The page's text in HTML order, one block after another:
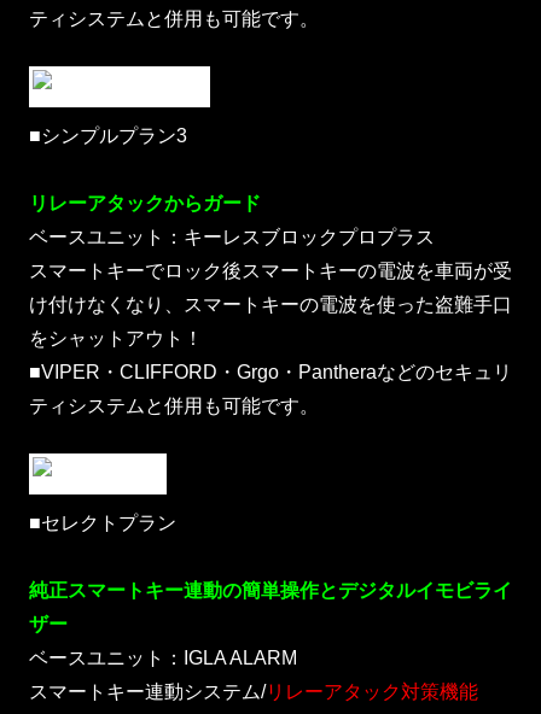
ティシステムと併用も可能です。
■シンプルプラン3
リレーアタックからガード
ベースユニット：キーレスブロックプロプラス
スマートキーでロック後スマートキーの電波を車両が受
け付けなくなり、スマートキーの電波を使った盗難手口
をシャットアウト！
■VIPER・CLIFFORD・Grgo・Pantheraなどのセキュリ
ティシステムと併用も可能です。
■セレクトプラン
純正スマートキー連動の簡単操作とデジタルイモビライ
ザー
ベースユニット：IGLA ALARM
スマートキー連動システム/リレーアタック対策機能